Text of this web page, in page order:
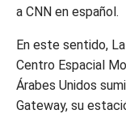
a CNN en español.
En este sentido,
Centro Espacial
Árabes Unidos
Gateway, su